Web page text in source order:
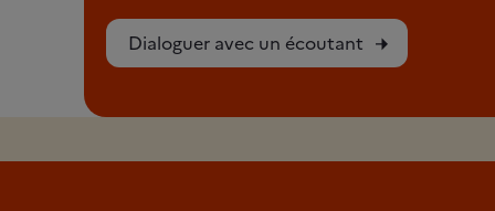
Dialoguer avec un écoutant